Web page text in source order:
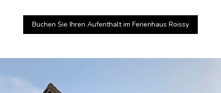
Buchen Sie Ihren Aufenthalt im Ferienhaus Roissy